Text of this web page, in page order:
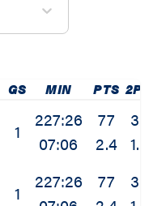
GS MIN PTS
1
227:26
07:06
77
2.4
32
1.0
1
227:26
77
32